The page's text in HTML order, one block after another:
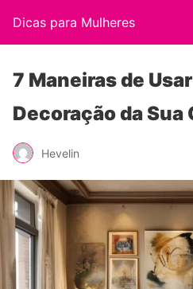
Dicas para Mulheres
7 Maneiras de
Decoração da Sua
Hevelin